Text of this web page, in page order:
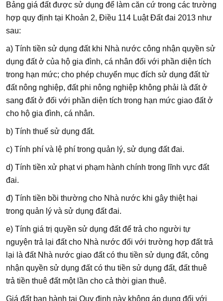
Bảng giá đất được sử dụng để làm căn cứ trong các trường
hợp quy định tại Khoản 2, Điều 114 Luật Đất đai 2013 như
sau:
a) Tính tiền sử dụng đất khi Nhà nước công nhận quyền sử
dụng đất ở của hộ gia đình, cá nhân đối với phần diện tích
trong hạn mức; cho phép chuyển mục đích sử dụng đất từ
đất nông nghiệp, đất phi nông nghiệp không phải là đất ở
sang đất ở đối với phần diện tích trong hạn mức giao đất ở
cho hộ gia đình, cá nhân.
b) Tính thuế sử dụng đất.
c) Tính phí và lệ phí trong quản lý, sử dụng đất đai.
d) Tính tiền xử phạt vi phạm hành chính trong lĩnh vực đất
đai.
đ) Tính tiền bồi thường cho Nhà nước khi gây thiệt hại
trong quản lý và sử dụng đất đai.
e) Tính giá trị quyền sử dụng đất để trả cho người tự
nguyện trả lại đất cho Nhà nước đối với trường hợp đất trả
lại là đất Nhà nước giao đất có thu tiền sử dụng đất, công
nhận quyền sử dụng đất có thu tiền sử dụng đất, đất thuê
trả tiền thuê đất một lần cho cả thời gian thuê.
Giá đất ban hành tại Quy định này không áp dụng đối với